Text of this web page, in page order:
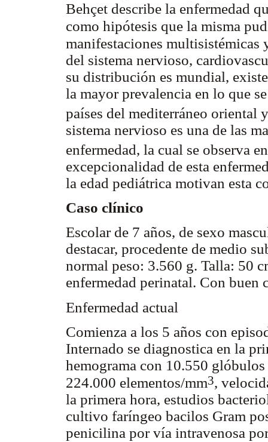
Behçet describe la enfermedad
como hipótesis que la misma
manifestaciones multisistémicas
del sistema nervioso,
su distribución es mundial,
la mayor prevalencia en lo que
países del mediterráneo oriental
sistema nervioso es una de las
enfermedad, la cual se observa
excepcionalidad de esta
la edad pediátrica motivan esta
Caso clínico
Escolar de 7 años, de sexo
destacar, procedente de medio
normal peso: 3.560 g. Talla: 50
enfermedad perinatal. Con buen
Enfermedad actual
Comienza a los 5 años con
Internado se diagnostica en la
hemograma con 10.550
224.000 elementos/mm3,
la primera hora, estudios
cultivo faríngeo bacilos Gram
penicilina por vía intravenosa